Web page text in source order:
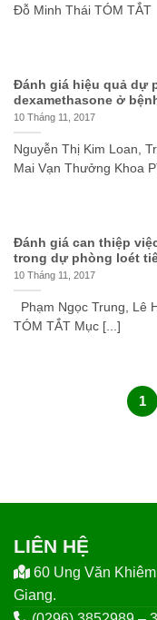
Đỗ Minh Thái TÓM TẮT
Đánh giá hiệu quả dự
dexamethasone ở
10 Tháng 11, 2017
Nguyễn Thị Kim Loan,
Mai Vạn Thưởng Khoa
Đánh giá can thiệp
trong dự phòng loét
10 Tháng 11, 2017
Phạm Ngọc Trung, Lê
TÓM TẮT Mục [...]
1
LIÊN HỆ
60 Ung Văn
Giang.